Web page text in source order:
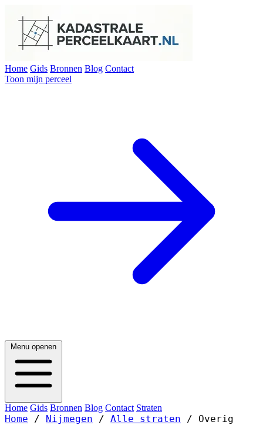
Home Gids Bronnen Blog Contact
Toon mijn perceel
Menu openen
Home Gids Bronnen Blog Contact Straten
Home / Nijmegen / Alle straten / Overig